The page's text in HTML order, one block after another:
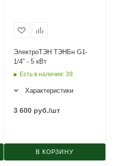
ЭлектроТЭН ТЭНБн G1-
1/4” - 5 кВт
Есть в наличии: 39
Характеристики
3 600 руб./шт
В КОРЗИНУ